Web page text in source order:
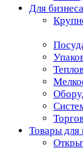
Для бизнеса
Товары для